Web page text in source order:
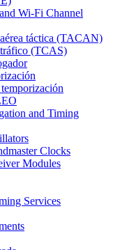
Wi-Fi Channel
táctica (TACAN)
(TCAS)
and Timing
Clocks
Modules
Services